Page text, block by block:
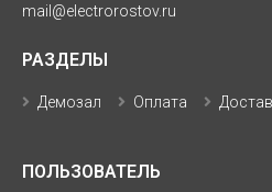
mail@electrorostov.ru
РАЗДЕЛЫ
Демозал Оплата
ПОЛЬЗОВАТЕЛЬ